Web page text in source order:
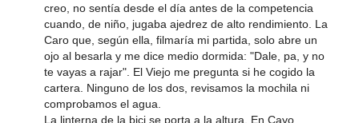
creo, no sentía desde el día antes de la competencia
cuando, de niño, jugaba ajedrez de alto rendimiento. La
Caro que, según ella, filmaría mi partida, solo abre un
ojo al besarla y me dice medio dormida: "Dale, pa, y no
te vayas a rajar". El Viejo me pregunta si he cogido la
cartera. Ninguno de los dos, revisamos la mochila ni
comprobamos el agua.
La linterna de la bici se porta a la altura. En Cayo